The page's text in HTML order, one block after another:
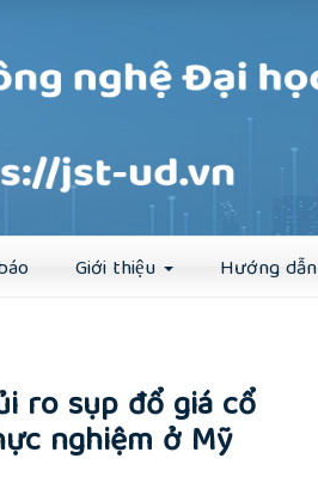
Giới thiệu Hướng dẫn
Đăng nhập
ro sụp đổ giá cổ
nghiệm ở Mỹ